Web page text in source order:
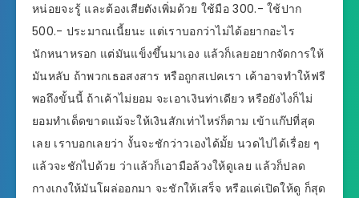
หน่อยจะรู้ และต้องเสียตังเพิ่มด้วย ใช้มือ 300.- ใช้ปาก
500.- ประมาณเนี้ยนะ แต่เราบอกว่าไม่ได้อยากอะไร
นักหนาหรอก แต่มันแข็งขึ้นมาเอง แล้วก็เลยอยากจัดการให้
มันหลับ ถ้าพวกเธอสงสาร หรือถูกสเปคเรา เค้าอาจทำให้ฟรี
พอถึงขั้นนี้ ถ้าเค้าไม่ยอม จะเอาเงินท่าเดียว หรือยังไงก็ไม่
ยอมทำเด็ดขาดแม้จะให้เงินสักเท่าไหร่ก็ตาม เข้าแก๊ปที่สุด
เลย เราบอกเลยว่า งั้นจะชักว่าวเองได้มั้ย นวดไปได้เรื่อย ๆ
แล้วจะชักไปด้วย ว่าแล้วก็เอามือล้วงให้ดูเลย แล้วก็ปลด
กางเกงให้มันโผล่ออกมา จะชักให้เสร็จ หรือแค่เปิดให้ดู ก็สุด